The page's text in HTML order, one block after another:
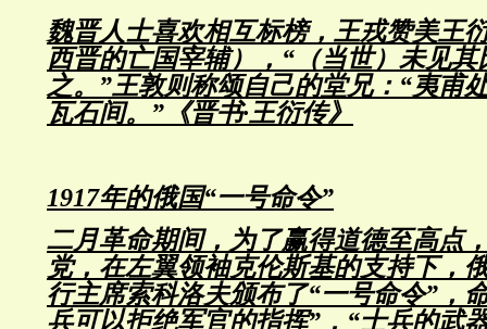
魏晋人士喜欢相互标榜，王戎赞美王
西晋的亡国宰辅），“（当世）未见
之。”王敦则称颂自己的堂兄：“夷甫
瓦石间。”《晋书·王衍传》
1917年的俄国“一号命令”
二月革命期间，为了赢得道德至高点
党，在左翼领袖克伦斯基的支持下，
行主席索科洛夫颁布了“一号命令”，
兵可以拒绝军官的指挥”，“士兵的武